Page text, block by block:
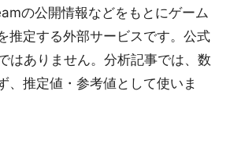
の公開情報などをもとにゲーム
推定する外部サービスです。公式
はありません。分析記事では、数
、推定値・参考値として使いま